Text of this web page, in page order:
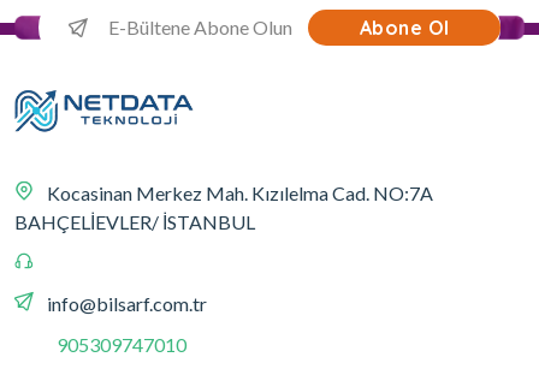
Abone Ol
Kocasinan Merkez Mah. Kızılelma Cad. NO:7A
BAHÇELİEVLER/ İSTANBUL
info@bilsarf.com.tr
905309747010